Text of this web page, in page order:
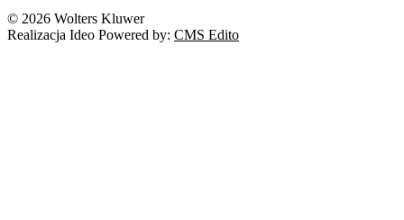
© 2026 Wolters Kluwer
Realizacja Ideo Powered by: CMS Edito